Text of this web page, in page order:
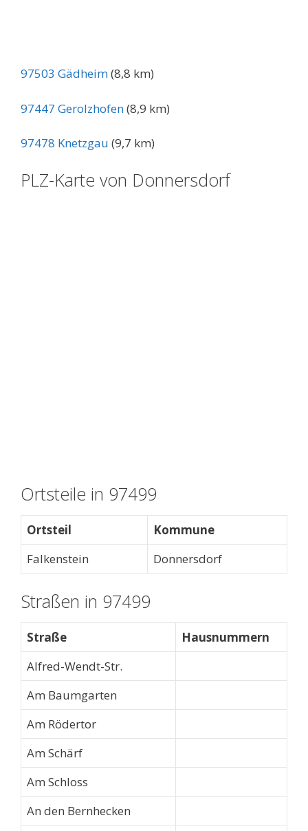
97503 Gädheim(8,8 km)
97447 Gerolzhofen(8,9 km)
97478 Knetzgau (9,7 km)
PLZ-Karte von Donnersdorf
Ortsteile in 97499
Ortsteil
Kommune
Falkenstein
Donnersdorf
Straßen in 97499
Straße
Hausnummern
Alfred-Wendt-Str.
Am Baumgarten
Am Rödertor
Am Schärf
Am Schloss
An den Bernhecken